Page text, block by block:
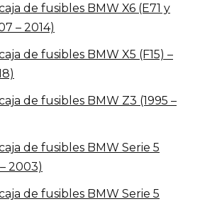
de fusibles BMW X6 (E71 y
– 2014)
de fusibles BMW X5 (F15) –
de fusibles BMW Z3 (1995 –
de fusibles BMW Serie 5
2003)
de fusibles BMW Serie 5